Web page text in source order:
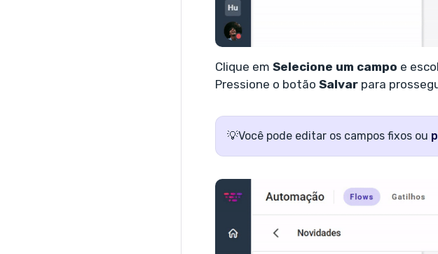
Clique em Selecione um campo e
Pressione o botão Salvarpara
💡Você pode editar os campos fixos ou